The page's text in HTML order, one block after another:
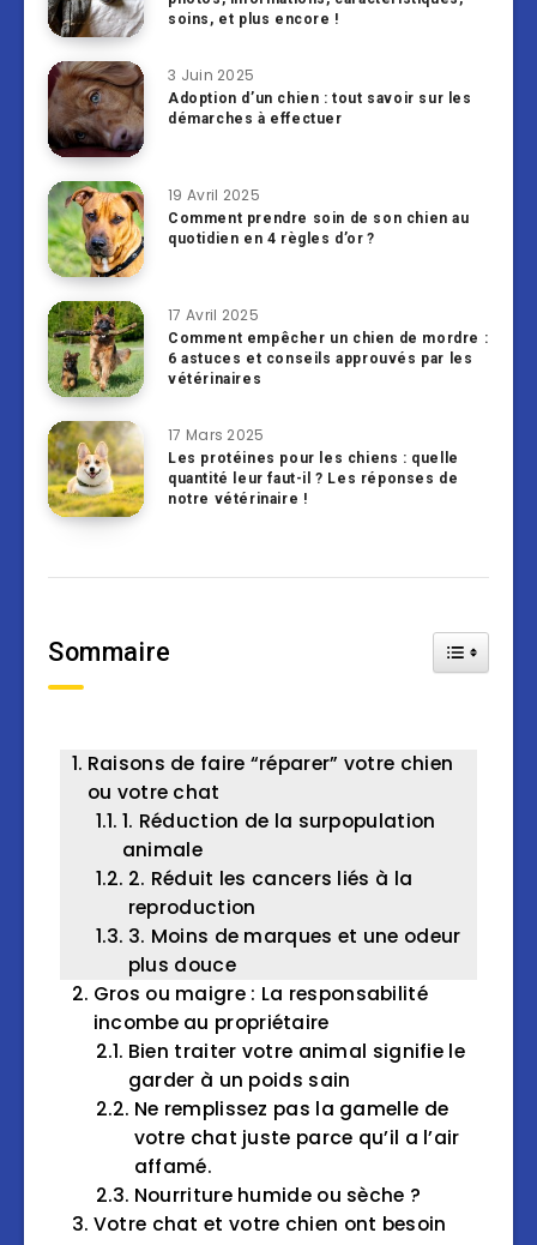
soins, et plus encore !
3 Juin 2025
Adoption d’un chien : tout savoir sur les
démarches à effectuer
19 Avril 2025
Comment prendre soin de son chien au
quotidien en 4 règles d’or ?
17 Avril 2025
Comment empêcher un chien de mordre :
6 astuces et conseils approuvés par les
vétérinaires
17 Mars 2025
Les protéines pour les chiens : quelle
quantité leur faut-il ? Les réponses de
notre vétérinaire !
Sommaire Toggle
Raisons de faire “réparer” votre chien
ou votre chat
1. Réduction de la surpopulation
animale
2. Réduit les cancers liés à la
reproduction
3. Moins de marques et une odeur
plus douce
Gros ou maigre : La responsabilité
incombe au propriétaire
Bien traiter votre animal signifie le
garder à un poids sain
Ne remplissez pas la gamelle de
votre chat juste parce qu’il a l’air
affamé.
Nourriture humide ou sèche ?
Votre chat et votre chien ont besoin